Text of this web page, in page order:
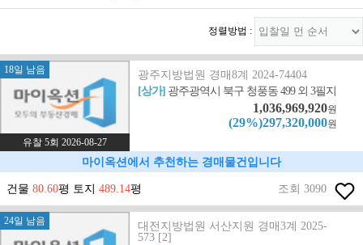
정렬방법 :
18일 남음
유찰 5회 2026-08-27
광주지방법원 경매8계 2024-74404
[상가] 광주광역시 북구 청풍동 499 외 3필지
1,036,969,920원
(29%)297,320,000원
마이옥션에서 추천하는 경매물건입니다
건물 80.60평 토지 489.14평 조회 3090
24일 남음
대전지방법원 서산지원 경매3계 2025-
573 [2]